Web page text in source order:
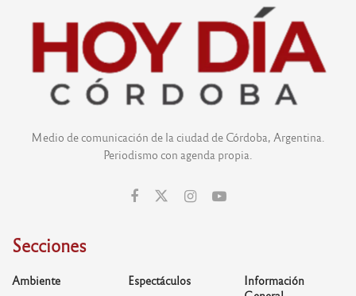
Medio de comunicación de la ciudad de Córdoba, Argentina.
Periodismo con agenda propia.
Secciones
Ambiente
Espectáculos
Información